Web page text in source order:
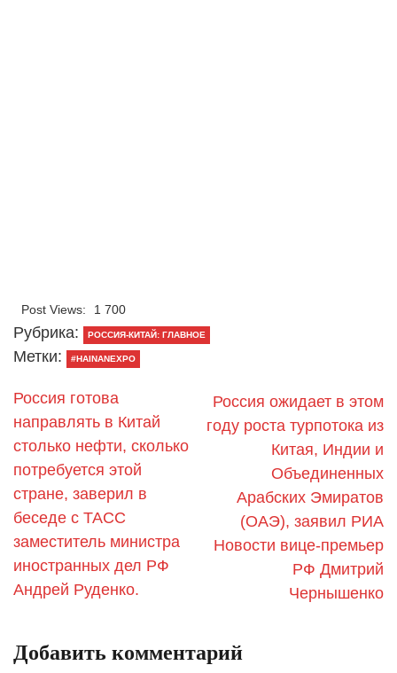
Post Views: 1 700
Рубрика: РОССИЯ-КИТАЙ: ГЛАВНОЕ
Метки: #HAINANEXPO
Россия готова
направлять в Китай
столько нефти, сколько
потребуется этой
стране, заверил в
беседе с ТАСС
заместитель министра
иностранных дел РФ
Андрей Руденко.
Россия ожидает в этом
году роста турпотока из
Китая, Индии и
Объединенных
Арабских Эмиратов
(ОАЭ), заявил РИА
Новости вице-премьер
РФ Дмитрий
Чернышенко
Добавить комментарий